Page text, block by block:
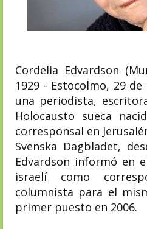
Cordelia Edvardson
1929 - Estocolmo, 29
una periodista,
Holocausto sueca
corresponsal en
Svenska Dagbladet,
Edvardson informó en
israelí como
columnista para el
primer puesto en 2006.